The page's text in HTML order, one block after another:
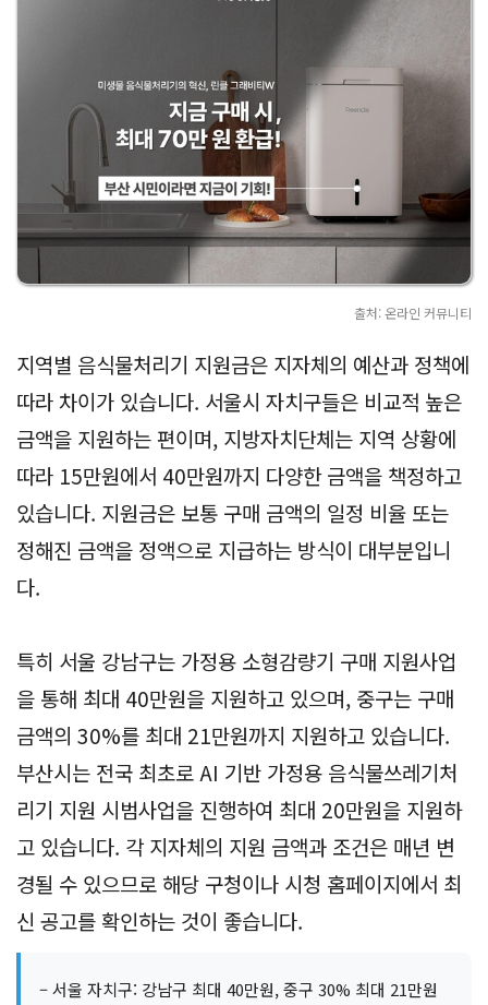
출처: 온라인 커뮤니티
지역별 음식물처리기 지원금은 지자체의 예산과 정책에
따라 차이가 있습니다. 서울시 자치구들은 비교적 높은
금액을 지원하는 편이며, 지방자치단체는 지역 상황에
따라 15만원에서 40만원까지 다양한 금액을 책정하고
있습니다. 지원금은 보통 구매 금액의 일정 비율 또는
정해진 금액을 정액으로 지급하는 방식이 대부분입니
다.
특히 서울 강남구는 가정용 소형감량기 구매 지원사업
을 통해 최대 40만원을 지원하고 있으며, 중구는 구매
금액의 30%를 최대 21만원까지 지원하고 있습니다.
부산시는 전국 최초로 AI 기반 가정용 음식물쓰레기처
리기 지원 시범사업을 진행하여 최대 20만원을 지원하
고 있습니다. 각 지자체의 지원 금액과 조건은 매년 변
경될 수 있으므로 해당 구청이나 시청 홈페이지에서 최
신 공고를 확인하는 것이 좋습니다.
– 서울 자치구: 강남구 최대 40만원, 중구 30% 최대 21만원